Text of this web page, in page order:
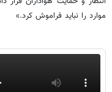
موارد را نباید فراموش کرد.»